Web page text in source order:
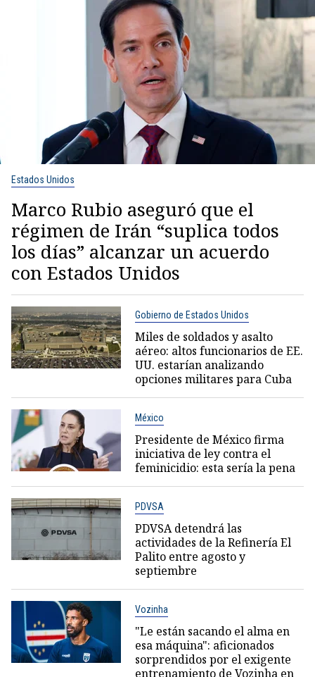
Estados Unidos
Marco Rubio aseguró que el
régimen de Irán “suplica todos
los días” alcanzar un acuerdo
con Estados Unidos
Gobierno de Estados Unidos
Miles de soldados y asalto
aéreo: altos funcionarios de EE.
UU. estarían analizando
opciones militares para Cuba
México
Presidente de México firma
iniciativa de ley contra el
feminicidio: esta sería la pena
PDVSA
PDVSA detendrá las
actividades de la Refinería El
Palito entre agosto y
septiembre
Vozinha
"Le están sacando el alma en
esa máquina": aficionados
sorprendidos por el exigente
entrenamiento de Vozinha en